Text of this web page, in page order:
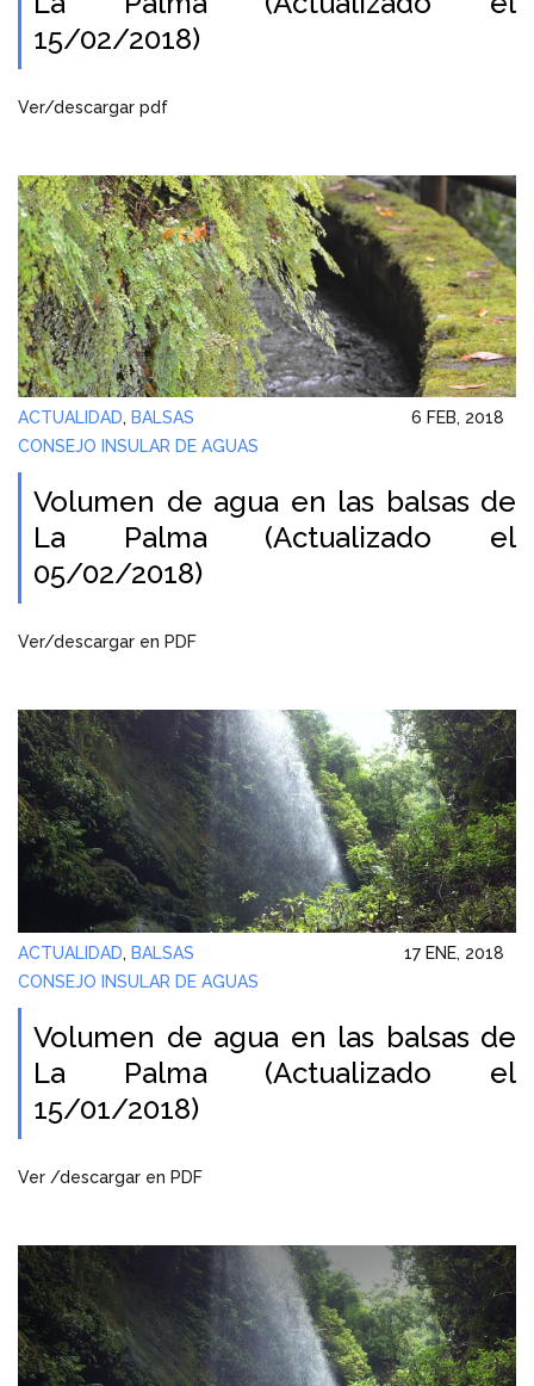
15/02/2018)
Ver/descargar pdf
ACTUALIDAD, BALSAS
6 FEB, 2018
CONSEJO INSULAR DE AGUAS
Volumen de agua en las balsas de
La Palma (Actualizado el
05/02/2018)
Ver/descargar en PDF
ACTUALIDAD, BALSAS
17 ENE, 2018
CONSEJO INSULAR DE AGUAS
Volumen de agua en las balsas de
La Palma (Actualizado el
15/01/2018)
Ver /descargar en PDF